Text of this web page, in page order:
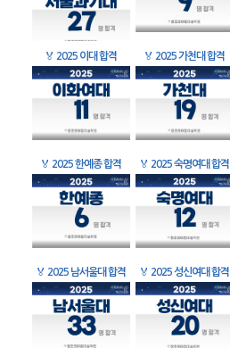
🏅 2025 이대 합격 🏅 2025 가천대 합격
🏅 2025 한예종 합격 🏅 2025 숙명여대 합격
🏅 2025 남서울대 합격 🏅 2025 성신여대 합격